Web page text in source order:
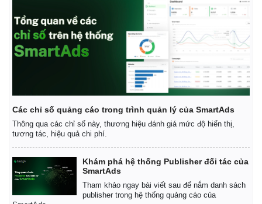
Pháp luật
Vụ án
Quân sự - Quốc phòng
Vũ khí
Các chỉ số quảng cáo trong trình quản lý của SmartAds
Thông qua các chỉ số này, thương hiệu đánh giá mức độ hiển thị,
tương tác, hiệu quả chi phí.
Khám phá hệ thống Publisher đối tác của
SmartAds
Tham khảo ngay bài viết sau để nắm danh sách
publisher trong hệ thống quảng cáo của